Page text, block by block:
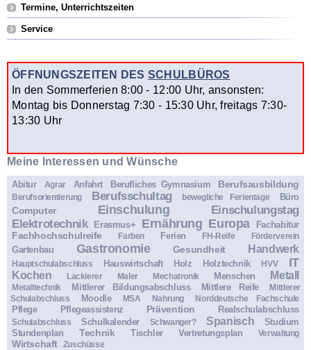
Termine, Unterrichtszeiten
Service
ÖFFNUNGSZEITEN DES SCHULBÜROS
In den Sommerferien 8:00 - 12:00 Uhr, ansonsten:
Montag bis Donnerstag 7:30 - 15:30 Uhr, freitags 7:30-
13:30 Uhr
Meine Interessen und Wünsche
Abitur Agrar Anfahrt Berufliches Gymnasium Berufsausbildung
Berufsorientierung Berufsschultag bewegliche Ferientage Büro
Computer Einschulung
Einschulungstag
Elektrotechnik
Erasmus+ Ernährung Europa Fachabitur
Fachhochschulreife Farben Ferien FH-Reife Förderverein
Gartenbau Gastronomie Gesundheit Handwerk
Hauptschulabschluss Hauswirtschaft Holz Holztechnik HVV IT
Kochen Lackierer Maler Mechatronik Menschen Metall
Metalltechnik Mittlerer Bildungsabschluss Mittlere Reife
Mittlerer
Schulabschluss
Moodle MSA Nahrung Norddeutsche Fachschule
Pflege Pflegeassistenz Prävention Realschulabschluss
Schulabschluss Schulkalender Schwanger? Spanisch
Studium
Stundenplan
Technik Tischler Vertretungsplan Verwaltung
Wirtschaft Zuschüsse